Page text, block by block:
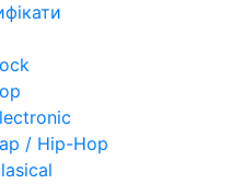
/ Hip-Hop